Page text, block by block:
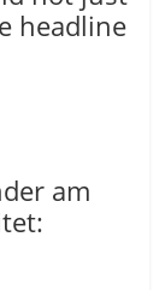
headline
am